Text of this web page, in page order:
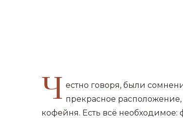
Ч естно говоря, были
прекрасное
кофейня. Есть всё необходимое: